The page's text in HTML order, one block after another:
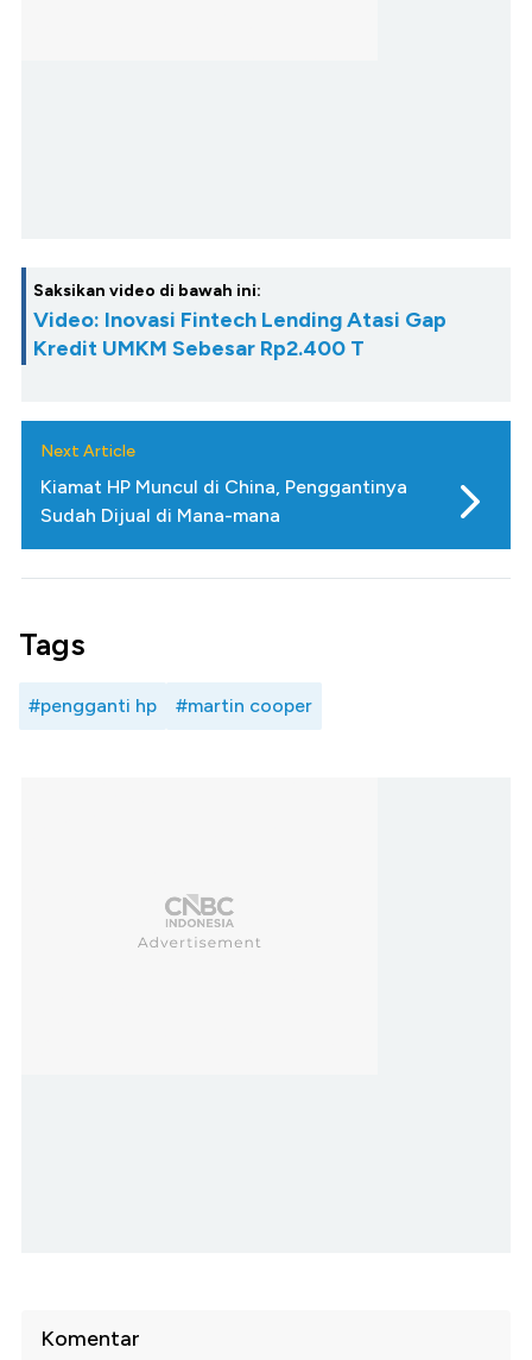
Saksikan video di bawah ini:
Video: Inovasi Fintech Lending Atasi Gap
Kredit UMKM Sebesar Rp2.400 T
Next Article
Kiamat HP Muncul di China, Penggantinya
Sudah Dijual di Mana-mana
Tags
#pengganti hp #martin cooper
Komentar